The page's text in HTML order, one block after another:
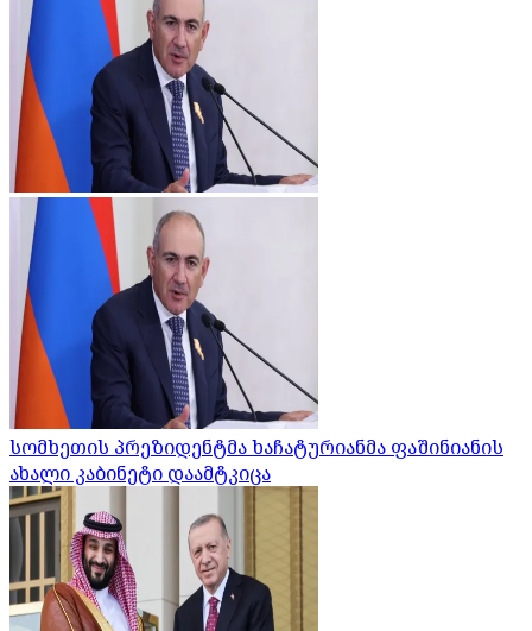
სომხეთის პრეზიდენტმა ხაჩატურიანმა ფაშინიანის
ახალი კაბინეტი დაამტკიცა